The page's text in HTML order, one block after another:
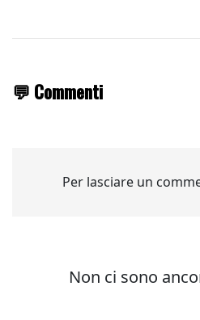
💬 Commenti